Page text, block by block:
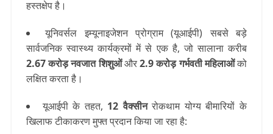
हस्तक्षेप है।
यूनिवर्सल इम्यूनाइजेशन प्रोग्राम (यूआईपी) सबसे बड़े
सार्वजनिक स्वास्थ्य कार्यक्रमों में से एक है, जो सालाना करीब
2.67 करोड़ नवजात शिशुओंऔर2.9 करोड़ गर्भवती महिलाओंको
लक्षित करता है।
यूआईपी के तहत, 12 वैक्सीनरोकथाम योग्य बीमारियों के
खिलाफ टीकाकरण मुफ्त प्रदान किया जा रहा है: